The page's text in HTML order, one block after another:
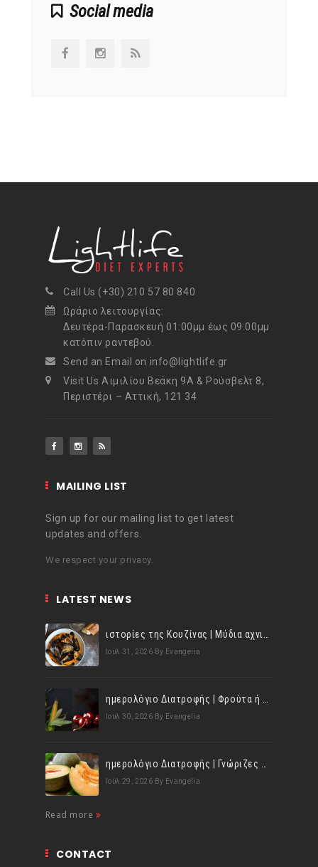
Social media
Call Us (+30) 210 57 80 840
Ωράριο λειτουργίας:
Δευτέρα-Παρασκευή 01:00μμ έως 09:00μμ
κατόπιν ραντεβού.
Send an Email on info@lightlife.gr
Visit Us Αιμιλίου Βεάκη 9Α & Ρούσβελτ 8,
Περιστέρι – Αττική, 121 34
MAILING LIST
Sign up for our mailing list to get latest
updates and offers.
We respect your privacy.
LATEST NEWS
Ιούλ 31, 2026 By Evangelia
Ιούλ 30, 2026 By Evangelia
Ιούλ 29, 2026 By Evangelia
Read more
CONTACT